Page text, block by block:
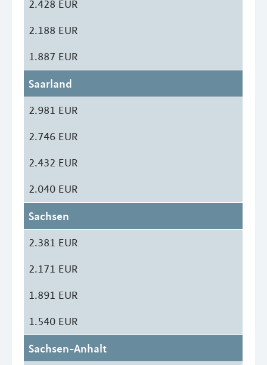
2.428 EUR
2.188 EUR
1.887 EUR
Saarland
2.981 EUR
2.746 EUR
2.432 EUR
2.040 EUR
Sachsen
2.381 EUR
2.171 EUR
1.891 EUR
1.540 EUR
Sachsen-Anhalt